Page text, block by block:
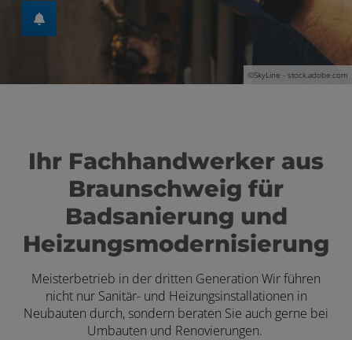
©SkyLine - stock.adobe.com
Ihr Fachhandwerker aus
Braunschweig für
Badsanierung und
Heizungsmodernisierung
Meisterbetrieb in der dritten Generation Wir führen
nicht nur Sanitär- und Heizungsinstallationen in
Neubauten durch, sondern beraten Sie auch gerne bei
Umbauten und Renovierungen.